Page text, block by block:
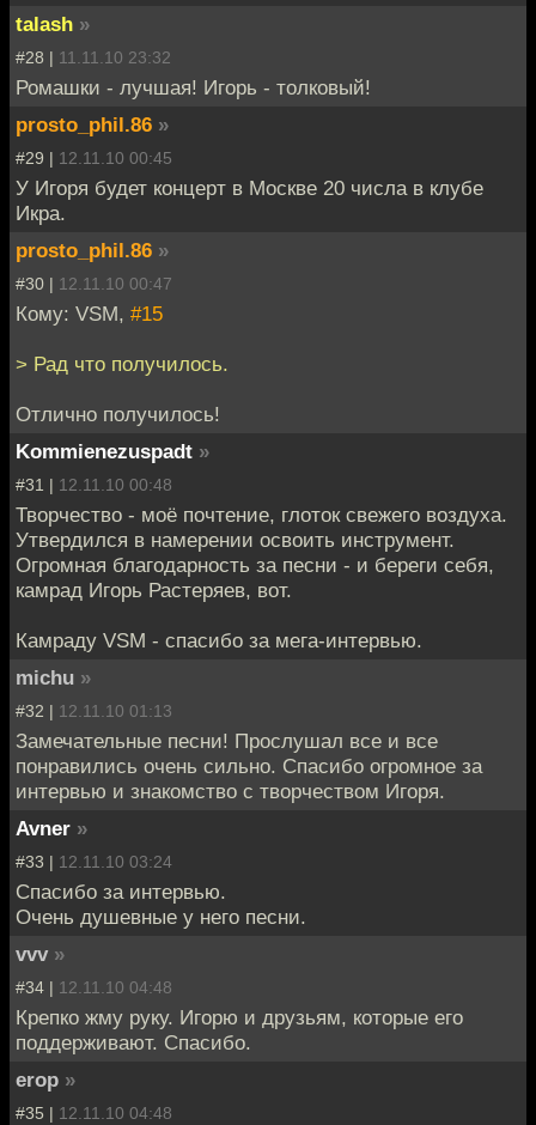
talash »
#28 | 11.11.10 23:32
Ромашки - лучшая! Игорь - толковый!
prosto_phil.86 »
#29 | 12.11.10 00:45
У Игоря будет концерт в Москве 20 числа в клубе
Икра.
prosto_phil.86 »
#30 | 12.11.10 00:47
Кому: VSM, #15
> Рад что получилось.
Отлично получилось!
Kommienezuspadt »
#31 | 12.11.10 00:48
Творчество - моё почтение, глоток свежего воздуха.
Утвердился в намерении освоить инструмент.
Огромная благодарность за песни - и береги себя,
камрад Игорь Растеряев, вот.
Камраду VSM - спасибо за мега-интервью.
michu »
#32 | 12.11.10 01:13
Замечательные песни! Прослушал все и все
понравились очень сильно. Спасибо огромное за
интервью и знакомство с творчеством Игоря.
Avner »
#33 | 12.11.10 03:24
Спасибо за интервью.
Очень душевные у него песни.
vvv »
#34 | 12.11.10 04:48
Крепко жму руку. Игорю и друзьям, которые его
поддерживают. Спасибо.
erop »
#35 | 12.11.10 04:48